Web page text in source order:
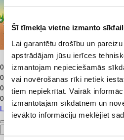
Šī tīmekļa vietne izmanto
Lai garantētu drošību un
apstrādājam jūsu ierīces
izmantojam nepieciešamās
vai novērošanas rīki netiek
tiem nepiekrītat. Vairāk
izmantotajām sīkdatnēm un
ievākto informāciju meklējiet
Līniju
0
23€
0,23€/gab.
0
39€
0,39€/gab.
Līniju burtnīca OSIRIS 1.-2.kl. 12lapas